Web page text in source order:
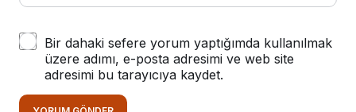
Bir dahaki sefere yorum yaptığımda kullanılmak
üzere adımı, e-posta adresimi ve web site
adresimi bu tarayıcıya kaydet.